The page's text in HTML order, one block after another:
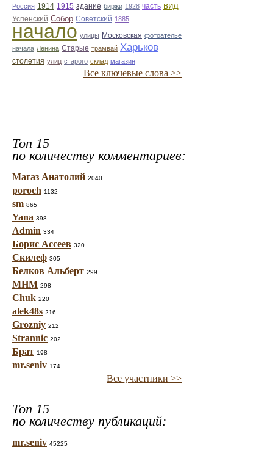
Россия 1914 1915 здание биржи 1928 часть вид
Успенский Собор Советский 1885
начало улицы Московская фотоателье
начала Ленина Старые трамвай Харьков
столетия улиц старого склад магазин
Все ключевые слова >>
Топ 15
по количеству комментариев:
Магаз Анатолий 2040
poroch 1132
sm 865
Yana 398
Admin 334
Борис Ассеев 320
Скилеф 305
Белков Альберт 299
МНМ 298
Chuk 220
alek48s 216
Grozniy 212
Strannic 202
Брат 198
mr.seniv 174
Все участники >>
Топ 15
по количеству публикаций:
mr.seniv 45225